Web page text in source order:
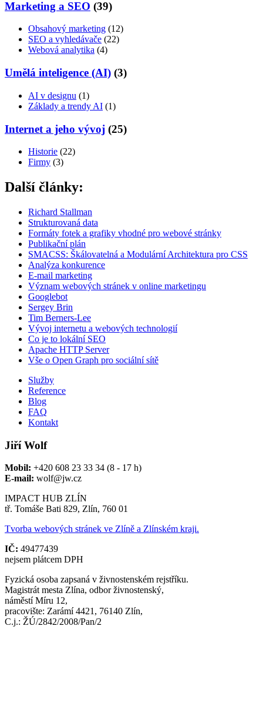
Marketing a SEO (39)
Obsahový marketing (12)
SEO a vyhledávače (22)
Webová analytika (4)
Umělá inteligence (AI) (3)
AI v designu (1)
Základy a trendy AI (1)
Internet a jeho vývoj (25)
Historie (22)
Firmy (3)
Další články:
Richard Stallman
Strukturovaná data
Formáty fotek a grafiky vhodné pro webové stránky
Publikační plán
SMACSS: Škálovatelná a Modulární Architektura pro CSS
Analýza konkurence
E-mail marketing
Význam webových stránek v online marketingu
Googlebot
Sergey Brin
Tim Berners-Lee
Vývoj internetu a webových technologií
Co je to lokální SEO
Apache HTTP Server
Vše o Open Graph pro sociální sítě
Služby
Reference
Blog
FAQ
Kontakt
Jiří Wolf
Mobil: +420 608 23 33 34 (8 - 17 h)
E-mail: wolf@jw.cz
IMPACT HUB ZLÍN
tř. Tomáše Bati 829, Zlín, 760 01
Tvorba webových stránek ve Zlíně a Zlínském kraji.
IČ: 49477439
nejsem plátcem DPH
Fyzická osoba zapsaná v živnostenském rejstříku.
Magistrát mesta Zlína, odbor živnostenský,
náměstí Míru 12,
pracovište: Zarámí 4421, 76140 Zlín,
C.j.: ŽÚ/2842/2008/Pan/2